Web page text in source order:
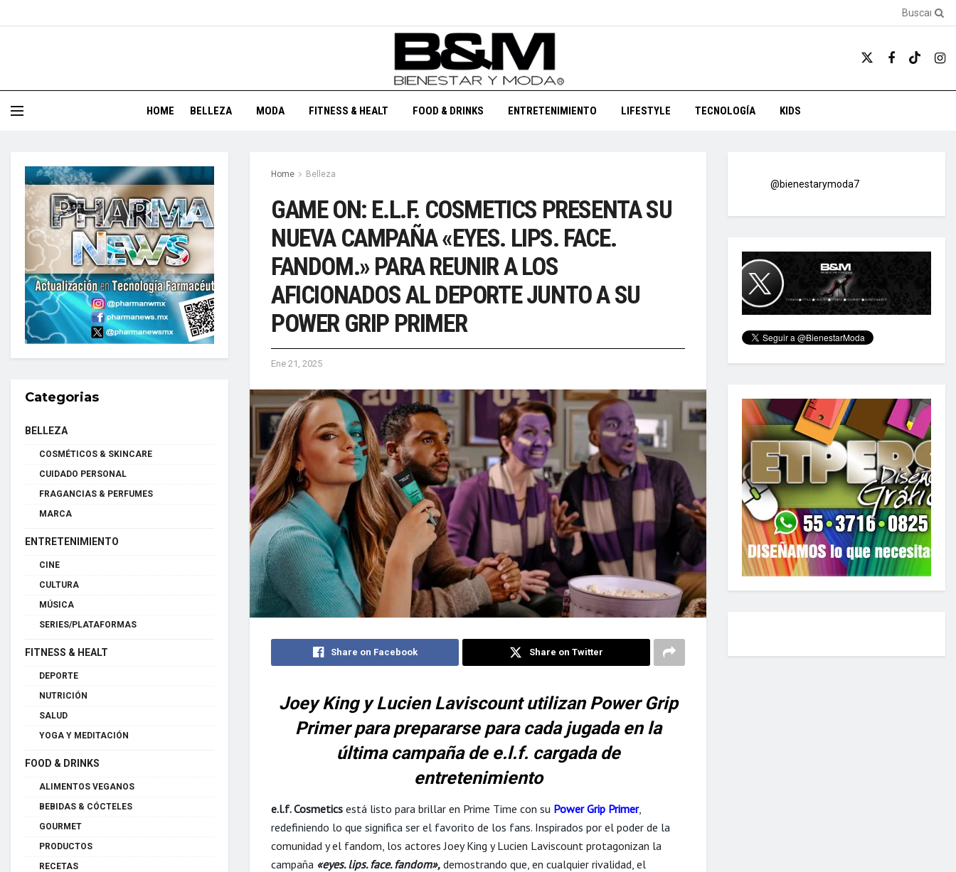
HOME BELLEZA MODA FITNESS & HEALT FOOD & DRINKS ENTRETENIMIENTO LIFESTYLE TECNOLOGÍA KIDS
Home Belleza
GAME ON: E.L.F. COSMETICS PRESENTA SU
NUEVA CAMPAÑA «EYES. LIPS. FACE.
FANDOM.» PARA REUNIR A LOS
AFICIONADOS AL DEPORTE JUNTO A SU
POWER GRIP PRIMER
Ene 21, 2025
Share on Facebook Share on Twitter
Joey King y Lucien Laviscount utilizan Power Grip
Primer para prepararse para cada jugada en la
última campaña de e.l.f. cargada de
entretenimiento
e.l.f. Cosmetics está listo para brillar en Prime Time con su Power Grip Primer,
redefiniendo lo que significa ser el favorito de los fans. Inspirados por el poder de la
comunidad y el fandom, los actores Joey King y Lucien Laviscount protagonizan la
campaña «eyes. lips. face. fandom», demostrando que, en cualquier rivalidad, el
Categorias
BELLEZA
COSMÉTICOS & SKINCARE
CUIDADO PERSONAL
FRAGANCIAS & PERFUMES
MARCA
ENTRETENIMIENTO
CINE
CULTURA
MÚSICA
SERIES/PLATAFORMAS
FITNESS & HEALT
DEPORTE
NUTRICIÓN
SALUD
YOGA Y MEDITACIÓN
FOOD & DRINKS
ALIMENTOS VEGANOS
BEBIDAS & CÓCTELES
GOURMET
PRODUCTOS
RECETAS
@bienestarymoda7